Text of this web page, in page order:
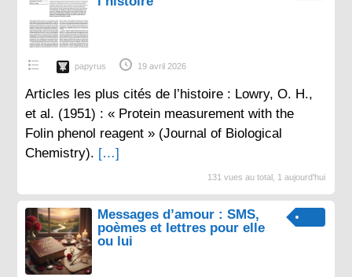
papyrus 19 avril 2026
Articles les plus cités de l’histoire : Lowry, O. H.,
et al. (1951) : « Protein measurement with the
Folin phenol reagent » (Journal of Biological
Chemistry). […]
131 vues au total, 1 aujourd'hui
Messages d’amour : SMS,
poèmes et lettres pour elle
ou lui